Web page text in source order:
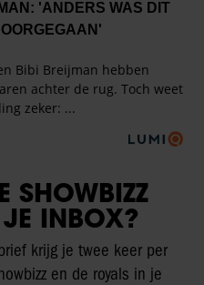
SHOWBIZZ
INBOX?
krijg je twee keer per
en de royals in je